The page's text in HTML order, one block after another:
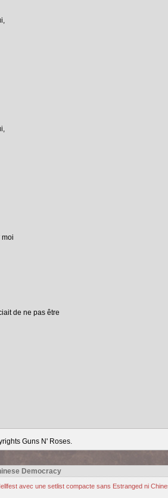
moi
de ne pas être
Guns N' Roses.
Democracy
avec une setlist compacte sans Estranged ni